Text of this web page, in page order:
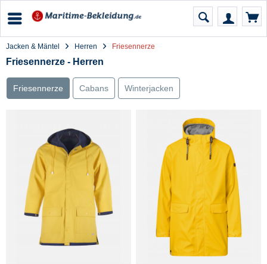
Jacken & Mäntel Herren Friesennerze
Friesennerze - Herren
Friesennerze Cabans Winterjacken